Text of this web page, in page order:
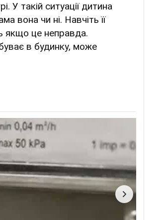
У такій ситуації дитина
вона чи ні. Навчіть її
якщо це неправда.
в будинку, може